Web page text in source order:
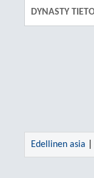
DYNASTY
Edellinen asia